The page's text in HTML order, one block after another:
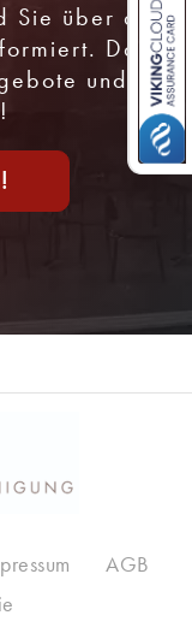
Sie über das
Dazu
und
AGB